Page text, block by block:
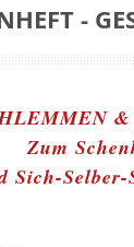
-
&
Zum
Sich-Selber-